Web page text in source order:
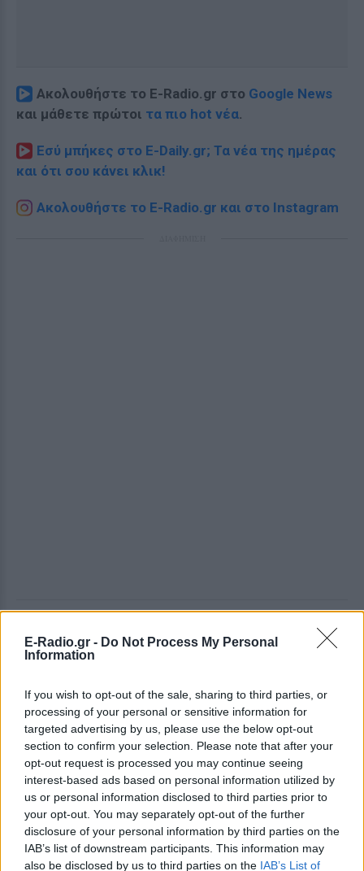
E-Radio.gr - Do Not Process My Personal
Information
If you wish to opt-out of the sale, sharing to third parties, or
processing of your personal or sensitive information for
targeted advertising by us, please use the below opt-out
section to confirm your selection. Please note that after your
opt-out request is processed you may continue seeing
interest-based ads based on personal information utilized by
us or personal information disclosed to third parties prior to
your opt-out. You may separately opt-out of the further
disclosure of your personal information by third parties on the
IAB’s list of downstream participants. This information may
also be disclosed by us to third parties on the IAB’s List of
Ακολουθήστε το E-Radio.gr στο Google News
και μάθετε πρώτοι τα πιο hot νέα.
Εσύ μπήκες στο E-Daily.gr; Τα νέα της ημέρας
και ότι σου κάνει κλικ!
Ακολουθήστε το E-Radio.gr και στο Instagram
ΔΕΙΤΕ ΕΠΙΣΗΣ
Η Γαρυφαλλιά Καληφώνη στην
Πάρο με μαύρο μπικίνι ‑ δείτε
τις πόζες της
ΠΡΙΝ 10 ΏΡΕΣ
Το μοντέλο μοιράστηκε φωτογραφίες
από τις καλοκαιρινές της διακοπές στο
νησί των Κυκλάδων
Ιωάννα Τούνη: «Έβγαλα όλο το
βράδυ στο νοσοκομείο με ορούς